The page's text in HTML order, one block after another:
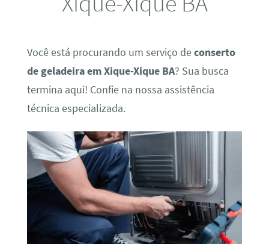
Você está procurando um serviço deconserto
de geladeira em Xique-Xique BA? Sua busca
termina aqui! Confie na nossa assistência
técnica especializada.